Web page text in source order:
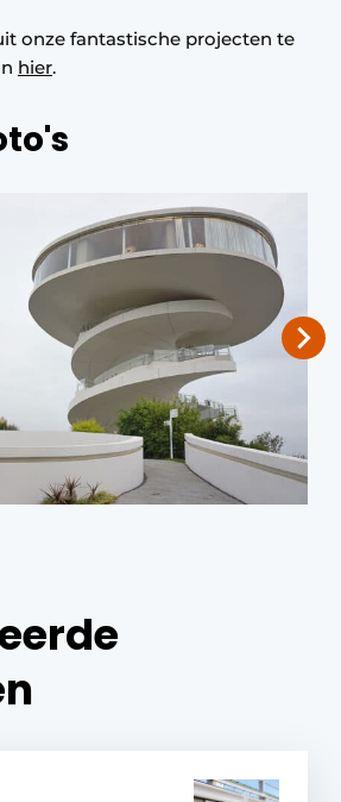
onze fantastische projecten te
hier.